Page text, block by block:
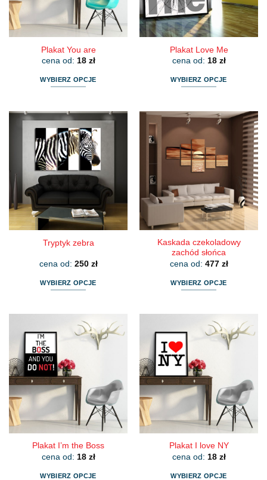
stronie
produktu
stronie
produktu
Plakat You are
cena od: 18 zł
WYBIERZ OPCJE
ma
wiele
wariantów.
Opcje
można
na
stronie
produktu
Plakat Love Me
cena od: 18 zł
WYBIERZ OPCJE
ma
wiele
wariantów.
Opcje
można
wybrać
na
stronie
produktu
Tryptyk zebra
cena od: 250 zł
WYBIERZ OPCJE
wiele
wariantów.
Opcje
można
wybrać
na
stronie
produktu
Kaskada czekoladowy
zachód słońca
cena od: 477 zł
WYBIERZ OPCJE
wiele
wariantów.
Opcje
można
wybrać
na
stronie
produktu
Plakat I’m the Boss
cena od: 18 zł
WYBIERZ OPCJE
Plakat I love NY
cena od: 18 zł
WYBIERZ OPCJE